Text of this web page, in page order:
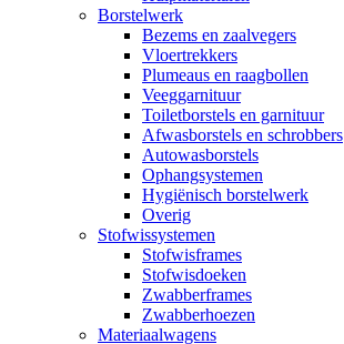
Borstelwerk
Bezems en zaalvegers
Vloertrekkers
Plumeaus en raagbollen
Veeggarnituur
Toiletborstels en garnituur
Afwasborstels en schrobbers
Autowasborstels
Ophangsystemen
Hygiënisch borstelwerk
Overig
Stofwissystemen
Stofwisframes
Stofwisdoeken
Zwabberframes
Zwabberhoezen
Materiaalwagens